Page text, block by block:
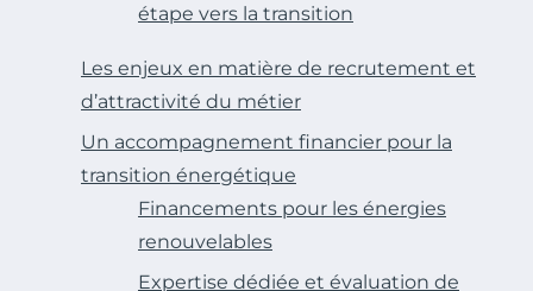
étape vers la transition
Les enjeux en matière de recrutement et
d’attractivité du métier
Un accompagnement financier pour la
transition énergétique
Financements pour les énergies
renouvelables
Expertise dédiée et évaluation de